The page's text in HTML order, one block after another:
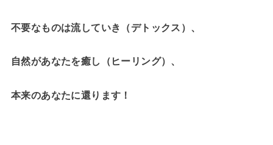
不要なものは流していき（デトックス）、
自然があなたを癒し（ヒーリング）、
本来のあなたに還ります！